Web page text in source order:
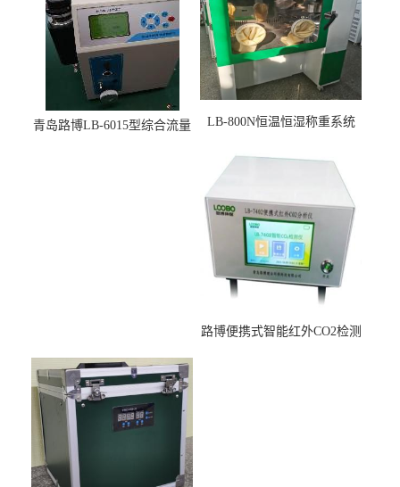
青岛路博LB-6015型综合流量
LB-800N恒温恒湿称重系统
路博便携式智能红外CO2检测